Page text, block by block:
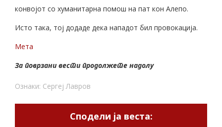
конвојот со хуманитарна помош на пат кон Алепо.
Исто така, тој додаде дека нападот бил провокација.
Мета
За поврзани вести продолжете надолу
Ознаки: Сергеј Лавров
Сподели ја веста: